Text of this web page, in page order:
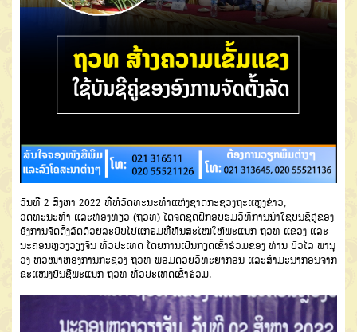
ວັນທີ 2 ສິງຫາ 2022 ທີ່ຫໍວັດທະນະທຳແຫ່ງຊາດກະຊວງຖະແຫຼງຂ່າວ,
ວັດທະນະທຳ ແລະທ່ອງທ່ຽວ (ຖວທ) ໄດ້ຈັດຊຸດຝຶກອົບຮົມວິທີການນໍາໃຊ້ບັນຊີຄູ່ຂອງ
ອົງການຈັດຕັ້ງລັດດ້ວຍລະບົບໂປແກຣມທີ່ທັນສະໄໝໃຫ້ພະແນກ ຖວທ ແຂວງ ແລະ
ນະຄອນຫຼວງວຽງຈັນ ທົ່ວປະເທດ ໂດຍການເປັນກຽດເຂົ້າຮ່ວມຂອງ ທ່ານ ບົວໄລ ພານຸ
ວົງ ຫົວໜ້າຫ້ອງການກະຊວງ ຖວທ ພ້ອມດ້ວຍວິທະຍາກອນ ແລະສຳມະນາກອນຈາກ
ຂະແໜງບັນຊີພະແນກ ຖວທ ທົ່ວປະເທດເຂົ້າຮ່ວມ.